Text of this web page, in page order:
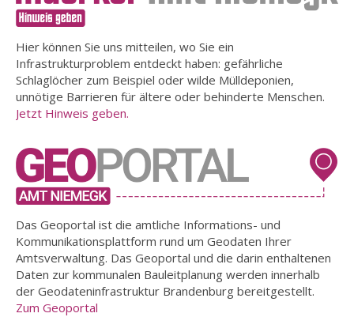
Hier können Sie uns mitteilen, wo Sie ein
Infrastrukturproblem entdeckt haben: gefährliche
Schlaglöcher zum Beispiel oder wilde Mülldeponien,
unnötige Barrieren für ältere oder behinderte Menschen.
Jetzt Hinweis geben.
Das Geoportal ist die amtliche Informations- und
Kommunikationsplattform rund um Geodaten Ihrer
Amtsverwaltung. Das Geoportal und die darin enthaltenen
Daten zur kommunalen Bauleitplanung werden innerhalb
der Geodateninfrastruktur Brandenburg bereitgestellt.
Zum Geoportal